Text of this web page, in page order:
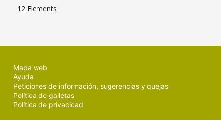
12 Elements
Mapa web
Ayuda
Peticiones de información, sugerencias y quejas
Política de galletas
Política de privacidad